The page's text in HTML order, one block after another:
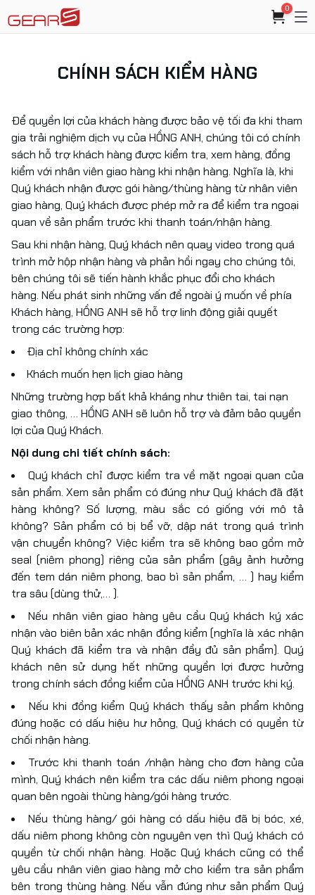
0
CHÍNH SÁCH KIỂM HÀNG
Để quyền lợi của khách hàng được bảo vệ tối đa khi tham
gia trải nghiệm dịch vụ của HỒNG ANH, chúng tôi có chính
sách hỗ trợ khách hàng được kiểm tra, xem hàng, đồng
kiểm với nhân viên giao hàng khi nhận hàng. Nghĩa là, khi
Quý khách nhận được gói hàng/thùng hàng từ nhân viên
giao hàng, Quý khách được phép mở ra để kiểm tra ngoại
quan về sản phẩm trước khi thanh toán/nhận hàng.
Sau khi nhận hàng, Quý khách nên quay video trong quá
trình mở hộp nhận hàng và phản hồi ngay cho chúng tôi,
bên chúng tôi sẽ tiến hành khắc phục đổi cho khách
hàng. Nếu phát sinh những vấn đề ngoài ý muốn về phía
Khách hàng, HỒNG ANH sẽ hỗ trợ linh động giải quyết
trong các trường hợp:
Địa chỉ không chính xác
Khách muốn hẹn lịch giao hàng
Những trường hợp bất khả kháng như thiên tai, tai nạn
giao thông, … HỒNG ANH sẽ luôn hỗ trợ và đảm bảo quyền
lợi của Quý Khách.
Nội dung chi tiết chính sách:
Quý khách chỉ được kiểm tra về mặt ngoại quan của
sản phẩm. Xem sản phẩm có đúng như Quý khách đã đặt
hàng không? Số lượng, màu sắc có giống với mô tả
không? Sản phẩm có bị bể vỡ, dập nát trong quá trình
vận chuyển không? Việc kiểm tra sẽ không bao gồm mở
seal (niêm phong) riêng của sản phẩm (gây ảnh hưởng
đến tem dán niêm phong, bao bì sản phẩm, … ) hay kiểm
tra sâu (dùng thử,… ).
Nếu nhân viên giao hàng yêu cầu Quý khách ký xác
nhận vào biên bản xác nhận đồng kiểm (nghĩa là xác nhận
Quý khách đã kiểm tra và nhận đầy đủ sản phẩm). Quý
khách nên sử dụng hết những quyền lợi được hưởng
trong chính sách đồng kiểm của HỒNG ANH trước khi ký.
Nếu khi đồng kiểm Quý khách thấy sản phẩm không
đúng hoặc có dấu hiệu hư hỏng, Quý khách có quyền từ
chối nhận hàng.
Trước khi thanh toán /nhận hàng cho đơn hàng của
mình, Quý khách nên kiểm tra các dấu niêm phong ngoại
quan bên ngoài thùng hàng/gói hàng trước.
Nếu thùng hàng/ gói hàng có dấu hiệu đã bị bóc, xé,
dấu niêm phong không còn nguyên vẹn thì Quý khách có
quyền từ chối nhận hàng. Hoặc Quý khách cũng có thể
yêu cầu nhân viên giao hàng mở cho kiểm tra sản phẩm
bên trong thùng hàng. Nếu vẫn đúng như sản phẩm Quý